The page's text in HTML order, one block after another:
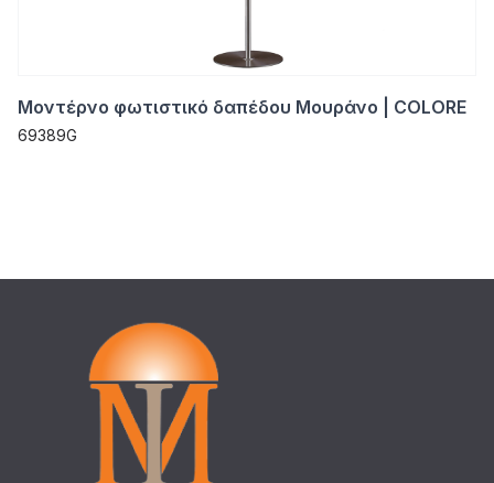
Μοντέρνο φωτιστικό δαπέδου Μουράνο | COLORE
69389G